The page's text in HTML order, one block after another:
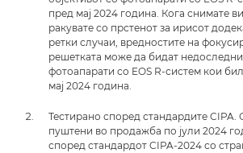
пред мај 2024 година. Кога снимате
ракувате со прстенот за ирисот
ретки случаи, вредностите на
решетката може да бидат
фотоапарати со EOS R-систем кои
мај 2024 година.
Тестирано според стандардите CIPA.
пуштени во продажба по јули 2024
според стандардот CIPA-2024 со